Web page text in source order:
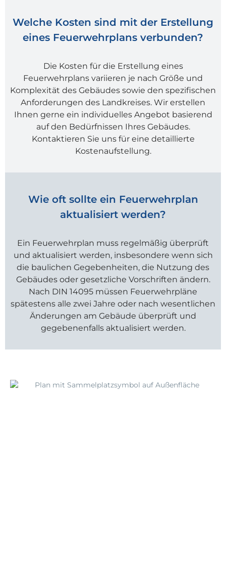
Welche Kosten sind mit der Erstellung
eines Feuerwehrplans verbunden?
Die Kosten für die Erstellung eines
Feuerwehrplans variieren je nach Größe und
Komplexität des Gebäudes sowie den spezifischen
Anforderungen des Landkreises. Wir erstellen
Ihnen gerne ein individuelles Angebot basierend
auf den Bedürfnissen Ihres Gebäudes.
Kontaktieren Sie uns für eine detaillierte
Kostenaufstellung.
Wie oft sollte ein Feuerwehrplan
aktualisiert werden?
Ein Feuerwehrplan muss regelmäßig überprüft
und aktualisiert werden, insbesondere wenn sich
die baulichen Gegebenheiten, die Nutzung des
Gebäudes oder gesetzliche Vorschriften ändern.
Nach DIN 14095 müssen Feuerwehrpläne
spätestens alle zwei Jahre oder nach wesentlichen
Änderungen am Gebäude überprüft und
gegebenenfalls aktualisiert werden.